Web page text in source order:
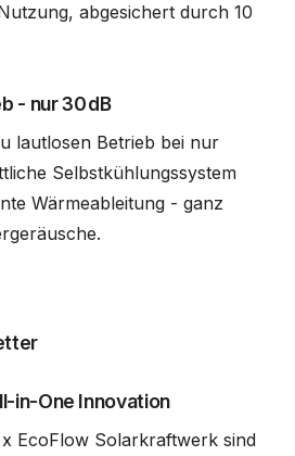
abgesichert durch 10
- nur 30 dB
lautlosen Betrieb bei nur
Selbstkühlungssystem
Wärmeableitung - ganz
in-One Innovation
EcoFlow Solarkraftwerk sind